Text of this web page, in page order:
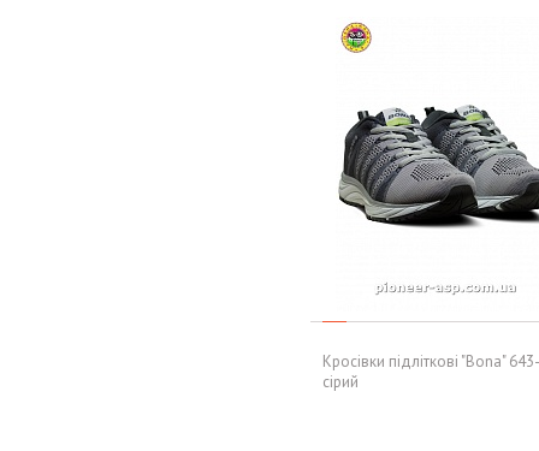
Кросівки підліткові "Bona"
сірий